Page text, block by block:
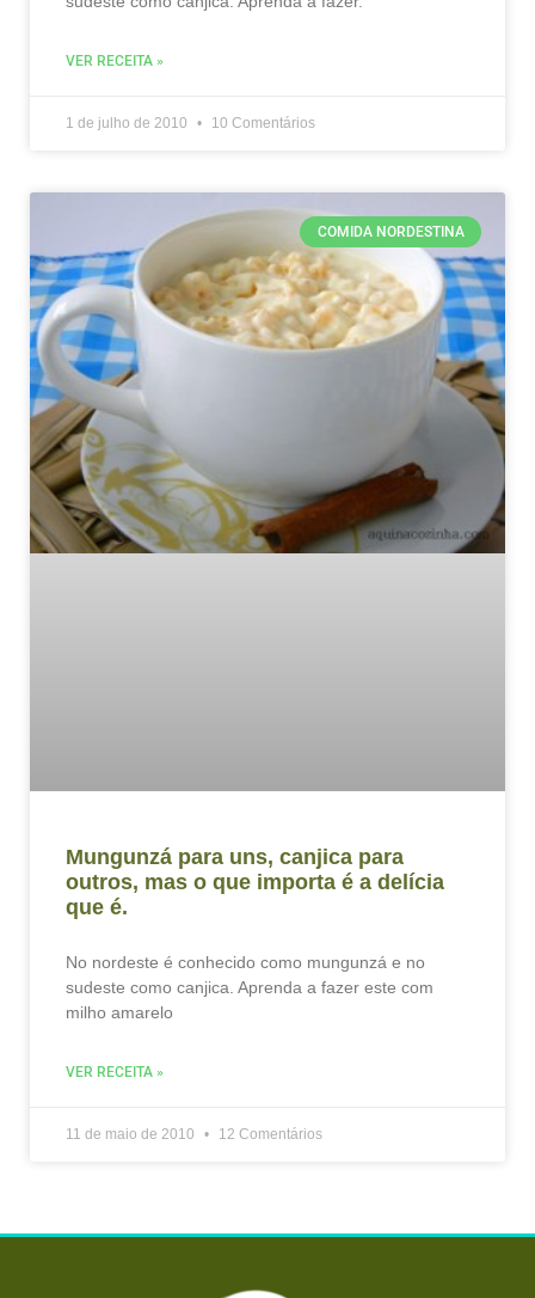
VER RECEITA »
1 de julho de 2010 10 Comentários
COMIDA NORDESTINA
Mungunzá para uns, canjica para
outros, mas o que importa é a delícia
que é.
No nordeste é conhecido como mungunzá e no
sudeste como canjica. Aprenda a fazer este com
milho amarelo
VER RECEITA »
11 de maio de 2010 12 Comentários